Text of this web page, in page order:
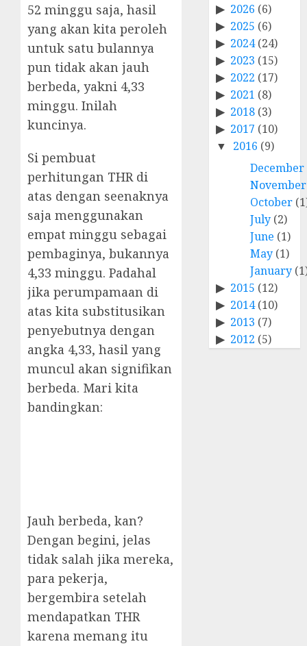
52 minggu saja, hasil
yang akan kita peroleh
untuk satu bulannya
pun tidak akan jauh
berbeda, yakni 4,33
minggu. Inilah
kuncinya.
Si pembuat
perhitungan THR di
atas dengan seenaknya
saja menggunakan
empat minggu sebagai
pembaginya, bukannya
4,33 minggu. Padahal
jika perumpamaan di
atas kita substitusikan
penyebutnya dengan
angka 4,33, hasil yang
muncul akan signifikan
berbeda. Mari kita
bandingkan:
Jauh berbeda, kan?
Dengan begini, jelas
tidak salah jika mereka,
para pekerja,
bergembira setelah
mendapatkan THR
karena memang itu
2026 (6)
2025 (6)
2024(24)
2023 (15)
2022 (17)
2021 (8)
2018 (3)
2017 (10)
2016 (9)
December
November
October
July (2)
June (1)
May (1)
January
2015 (12)
2014(10)
2013 (7)
2012 (5)